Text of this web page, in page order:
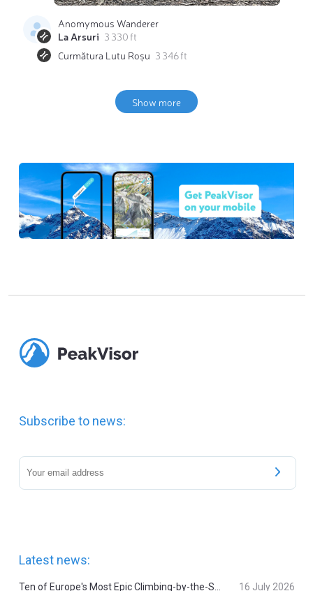
Anomymous Wanderer
La Arsuri 3 330 ft
Curmătura Lutu Roșu 3 346 ft
Show more
Subscribe to news:
Latest news:
16 July 2026